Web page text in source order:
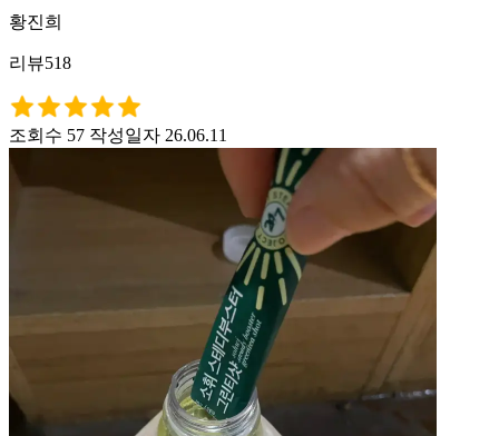
황진희
리뷰518
조회수 57 작성일자 26.06.11